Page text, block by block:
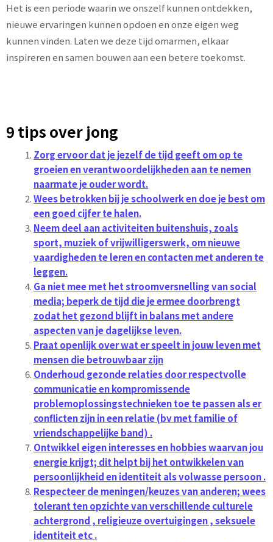
Het is een periode waarin we onszelf kunnen ontdekken,
nieuwe ervaringen kunnen opdoen en onze eigen weg
kunnen vinden. Laten we deze tijd omarmen, elkaar
inspireren en samen bouwen aan een betere toekomst.
9 tips over jong
Zorg ervoor dat je jezelf de tijd geeft om op te
groeien en verantwoordelijkheden aan te nemen
naarmate je ouder wordt.
Wees betrokken bij je schoolwerk en doe je best om
een goed cijfer te halen.
Neem deel aan activiteiten buitenshuis, zoals
sport, muziek of vrijwilligerswerk, om nieuwe
vaardigheden te leren en contacten met anderen te
leggen.
Ga niet mee met het stroomversnelling van social
media; beperk de tijd die je ermee doorbrengt
zodat het gezond blijft in balans met andere
aspecten van je dagelijkse leven.
Praat openlijk over wat er speelt in jouw leven met
mensen die betrouwbaar zijn
Onderhoud gezonde relaties door respectvolle
communicatie en kompromissende
problemoplossingstechnieken toe te passen als er
conflicten zijn in een relatie (bv met familie of
vriendschappelijke band) .
Ontwikkel eigen interesses en hobbies waarvan jou
energie krijgt; dit helpt bij het ontwikkelen van
persoonlijkheid en identiteit als volwasse persoon .
Respecteer de meningen/keuzes van anderen; wees
tolerant ten opzichte van verschillende culturele
achtergrond , religieuze overtuigingen , seksuele
identiteit etc .